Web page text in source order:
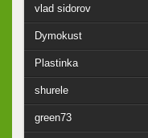
vlad sidorov
Dymokust
Plastinka
shurele
green73